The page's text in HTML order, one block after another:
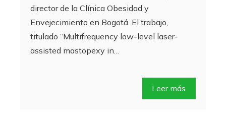
director de la Clínica Obesidad y
Envejecimiento en Bogotá. El trabajo,
titulado “Multifrequency low-level laser-
assisted mastopexy in…
Leer más